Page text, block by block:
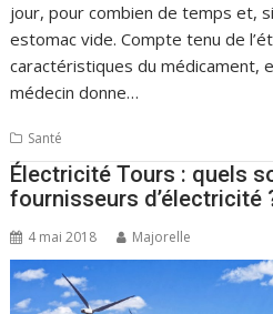
jour, pour combien de temps et,
estomac vide. Compte tenu de
caractéristiques du médicament,
médecin donne…
Santé
Électricité Tours : quels
fournisseurs d’électricité
4 mai 2018 Majorelle